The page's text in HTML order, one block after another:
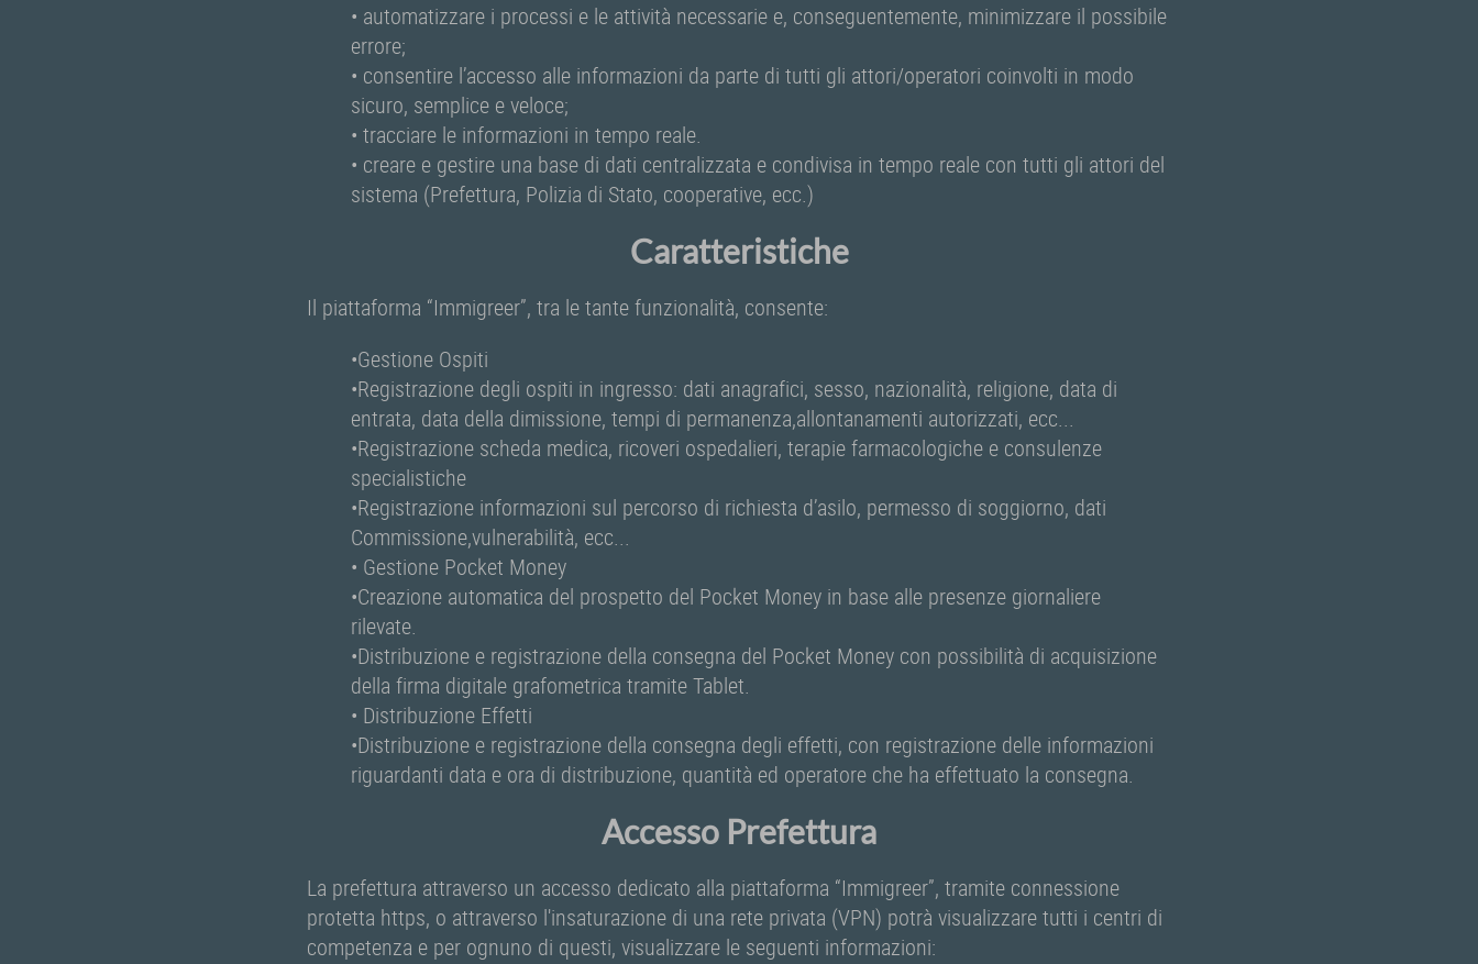
• automatizzare i processi e le attività necessarie e, conseguentemente, minimizzare il possibile
errore;
• consentire l’accesso alle informazioni da parte di tutti gli attori/operatori coinvolti in modo
sicuro, semplice e veloce;
• tracciare le informazioni in tempo reale.
• creare e gestire una base di dati centralizzata e condivisa in tempo reale con tutti gli attori del
sistema (Prefettura, Polizia di Stato, cooperative, ecc.)
Caratteristiche
Il piattaforma “Immigreer”, tra le tante funzionalità, consente:
•Gestione Ospiti
•Registrazione degli ospiti in ingresso: dati anagrafici, sesso, nazionalità, religione, data di
entrata, data della dimissione, tempi di permanenza,allontanamenti autorizzati, ecc...
•Registrazione scheda medica, ricoveri ospedalieri, terapie farmacologiche e consulenze
specialistiche
•Registrazione informazioni sul percorso di richiesta d’asilo, permesso di soggiorno, dati
Commissione,vulnerabilità, ecc...
• Gestione Pocket Money
•Creazione automatica del prospetto del Pocket Money in base alle presenze giornaliere
rilevate.
•Distribuzione e registrazione della consegna del Pocket Money con possibilità di acquisizione
della firma digitale grafometrica tramite Tablet.
• Distribuzione Effetti
•Distribuzione e registrazione della consegna degli effetti, con registrazione delle informazioni
riguardanti data e ora di distribuzione, quantità ed operatore che ha effettuato la consegna.
Accesso Prefettura
La prefettura attraverso un accesso dedicato alla piattaforma “Immigreer”, tramite connessione
protetta https, o attraverso l'insaturazione di una rete privata (VPN) potrà visualizzare tutti i centri di
competenza e per ognuno di questi, visualizzare le seguenti informazioni: